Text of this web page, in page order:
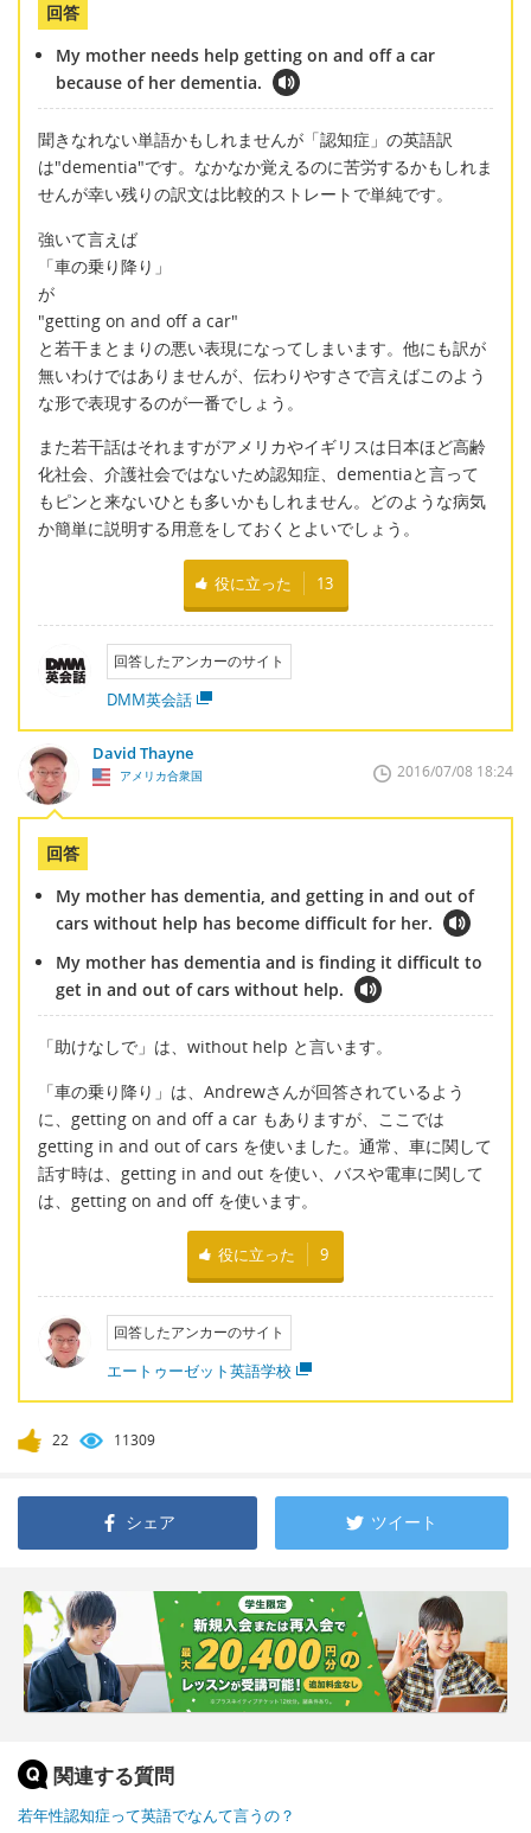
回答
My mother needs help getting on and off a car
because of her dementia.
聞きなれない単語かもしれませんが「認知症」の英語訳
は"dementia"です。なかなか覚えるのに苦労するかもしれま
せんが幸い残りの訳文は比較的ストレートで単純です。
強いて言えば
「車の乗り降り」
が
"getting on and off a car"
と若干まとまりの悪い表現になってしまいます。他にも訳が
無いわけではありませんが、伝わりやすさで言えばこのよう
な形で表現するのが一番でしょう。
また若干話はそれますがアメリカやイギリスは日本ほど高齢
化社会、介護社会ではないため認知症、dementiaと言って
もピンと来ないひとも多いかもしれません。どのような病気
か簡単に説明する用意をしておくとよいでしょう。
役に立った 13
回答したアンカーのサイト
DMM英会話
David Thayne
アメリカ合衆国 2016/07/08 18:24
回答
My mother has dementia, and getting in and out of
cars without help has become difficult for her.
My mother has dementia and is finding it difficult to
get in and out of cars without help.
「助けなしで」は、without help と言います。
「車の乗り降り」は、Andrewさんが回答されているよう
に、getting on and off a car もありますが、ここでは
getting in and out of cars を使いました。通常、車に関して
話す時は、getting in and out を使い、バスや電車に関して
は、getting on and off を使います。
役に立った 9
回答したアンカーのサイト
エートゥーゼット英語学校
22 11309
シェア ツイート
関連する質問
若年性認知症って英語でなんて言うの？